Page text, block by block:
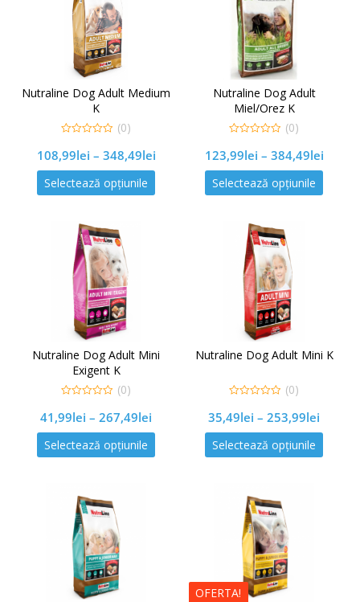
Nutraline Dog Adult Medium
K
out
of
5
(0)
108,99lei – 348,49lei
Selectează opțiunile
Nutraline Dog Adult
Miel/Orez K
out
of
5
(0)
123,99lei – 384,49lei
Selectează opțiunile
Nutraline Dog Adult Mini
Exigent K
out
of
5
(0)
41,99lei – 267,49lei
Selectează opțiunile
Nutraline Dog Adult Mini K
out
of
5
(0)
35,49lei – 253,99lei
Selectează opțiunile
OFERTA!